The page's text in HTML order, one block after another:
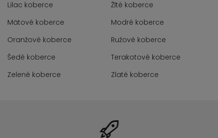
Lilac koberce
Žlté koberce
Mätové koberce
Modré koberce
Oranžové koberce
Ružové koberce
Šedé koberce
Terakotové koberce
Zelené koberce
Zlaté koberce